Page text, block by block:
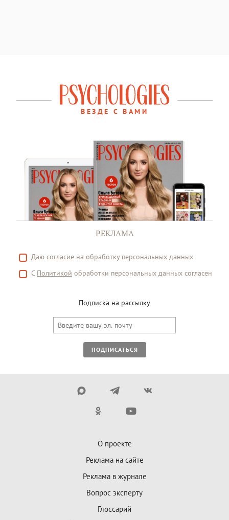
ВЕЗДЕ С ВАМИ
РЕКЛАМА
Даю согласие на обработку персональных данных
С Политикой обработки персональных данных согласен
Подписка на рассылку
ПОДПИСАТЬСЯ
О проекте
Реклама на сайте
Реклама в журнале
Вопрос эксперту
Глоссарий